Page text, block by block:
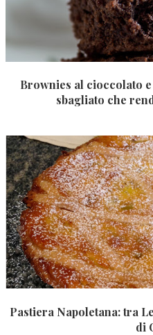
Brownies al cioccolato
sbagliato che
Pastiera Napoletana: tra
di